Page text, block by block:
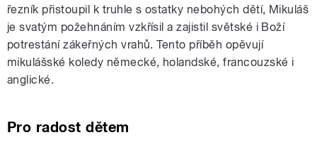
řezník přistoupil k truhle s ostatky nebohých dětí, Mikuláš
je svatým požehnáním vzkřísil a zajistil světské i Boží
potrestání zákeřných vrahů. Tento příběh opěvují
mikulášské koledy německé, holandské, francouzské i
anglické.
Pro radost dětem